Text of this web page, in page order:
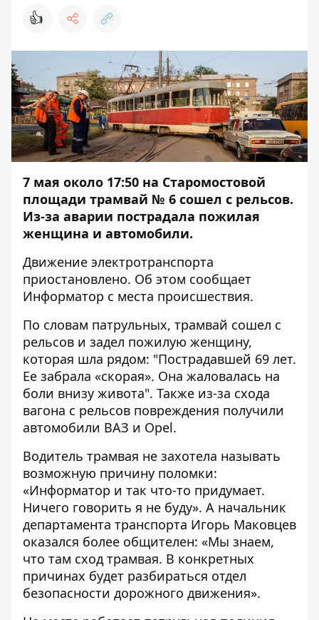
👍
7 мая около 17:50 на Старомостовой
площади трамвай № 6 сошел с рельсов.
Из-за аварии пострадала пожилая
женщина и автомобили.
Движение электротранспорта
приостановлено. Об этом сообщает
Информатор с места происшествия.
По словам патрульных, трамвай сошел с
рельсов и задел пожилую женщину,
которая шла рядом: "Пострадавшей 69 лет.
Ее забрала «скорая». Она жаловалась на
боли внизу живота". Также из-за схода
вагона с рельсов повреждения получили
автомобили ВАЗ и Opel.
Водитель трамвая не захотела называть
возможную причину поломки:
«Информатор и так что-то придумает.
Ничего говорить я не буду». А начальник
департамента транспорта Игорь Маковцев
оказался более общителен: «Мы знаем,
что там сход трамвая. В конкретных
причинах будет разбираться отдел
безопасности дорожного движения».